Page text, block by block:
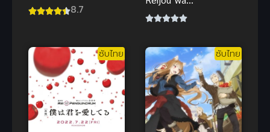
คนหินแดน
นุกมากๆ
8.7
Ane no Moto
sareru คุณหนู
ตัวสำรองมี
ท่านเคานท์มา
คลั่งรัก
ซับไทย ซับไทย